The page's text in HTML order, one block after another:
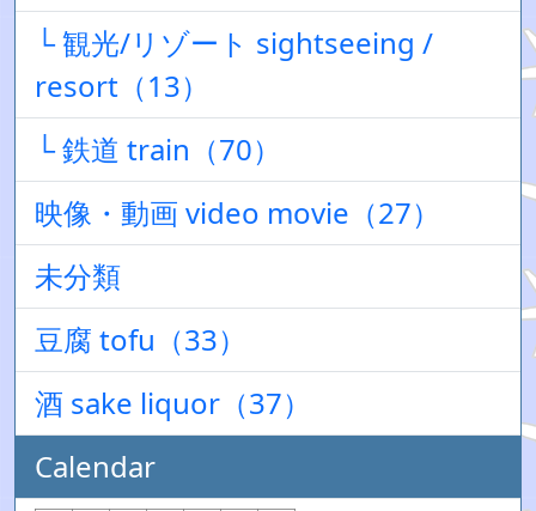
└ 観光/リゾート sightseeing /
resort（13）
└ 鉄道 train（70）
映像・動画 video movie（27）
未分類
豆腐 tofu（33）
酒 sake liquor（37）
Calendar